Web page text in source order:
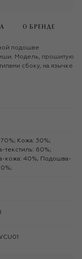
О БРЕНДЕ
подошве
Модель, прошитую
сбоку, на язычке
текстиль: 60%;
кожа: 40%; Подошва-